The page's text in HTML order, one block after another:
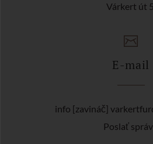
Várkert út
E-mail
info [zavináč]
Poslať